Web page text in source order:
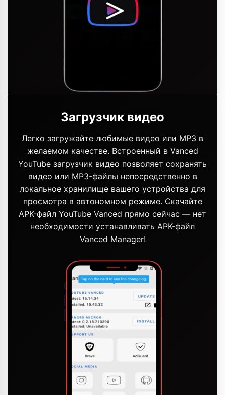
Загрузчик видео
Легко загружайте любимые видео или MP3 в
желаемом качестве. Встроенный в Vanced
YouTube загрузчик видео позволяет сохранять
видео или MP3-файлы непосредственно в
локальное хранилище вашего устройства для
просмотра в автономном режиме. Скачайте
APK-файл YouTube Vanced прямо сейчас — нет
необходимости устанавливать APK-файл
Vanced Manager!